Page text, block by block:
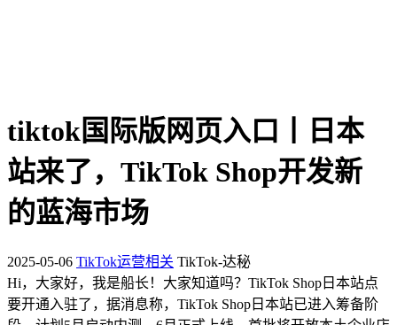
tiktok国际版网页入口丨日本
站来了，TikTok Shop开发新
的蓝海市场
2025-05-06 TikTok运营相关 TikTok-达秘
Hi，大家好，我是船长！大家知道吗？TikTok Shop日本站点
要开通入驻了，据消息称，TikTok Shop日本站已进入筹备阶